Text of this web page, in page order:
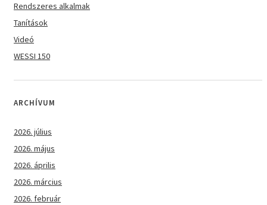
Rendszeres alkalmak
Tanítások
Videó
WESSI 150
ARCHÍVUM
2026. július
2026. május
2026. április
2026. március
2026. február